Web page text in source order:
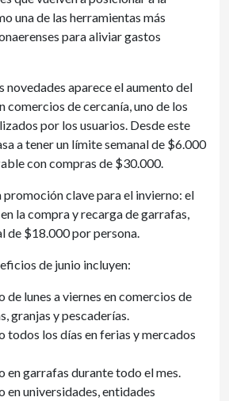
una de las herramientas más
para aliviar gastos
novedades aparece el aumento del
comercios de cercanía, uno de los
por los usuarios. Desde este
a tener un límite semanal de $6.000
con compras de $30.000.
promoción clave para el invierno: el
la compra y recarga de garrafas,
de $18.000 por persona.
de junio incluyen:
de lunes a viernes en comercios de
granjas y pescaderías.
todos los días en ferias y mercados
en garrafas durante todo el mes.
en universidades, entidades